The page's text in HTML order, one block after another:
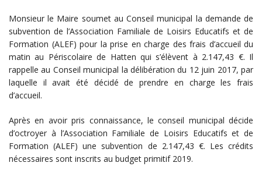
Monsieur le Maire soumet au Conseil municipal la demande de
subvention de l’Association Familiale de Loisirs Educatifs et de
Formation (ALEF) pour la prise en charge des frais d’accueil du
matin au Périscolaire de Hatten qui s’élèvent à 2.147,43 €. Il
rappelle au Conseil municipal la délibération du 12 juin 2017, par
laquelle il avait été décidé de prendre en charge les frais
d’accueil.
Après en avoir pris connaissance, le conseil municipal décide
d’octroyer à l’Association Familiale de Loisirs Educatifs et de
Formation (ALEF) une subvention de 2.147,43 €. Les crédits
nécessaires sont inscrits au budget primitif 2019.